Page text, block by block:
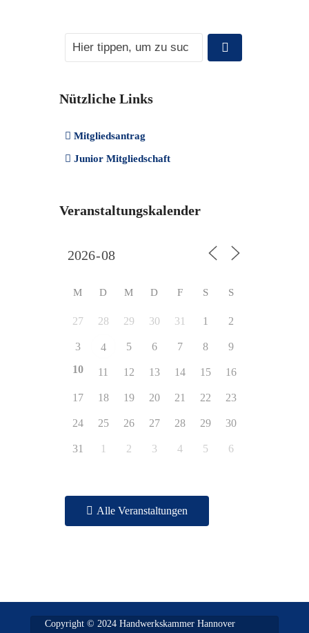
Nützliche Links
Mitgliedsantrag
Junior Mitgliedschaft
Veranstaltungskalender
M D M D F S S
27 28 29 30 31 1 2
3 4 5 6 7 8
9
10
11 12 13 14 15 16
17 18 19 20 21 22 23
24 25 26 27 28 29 30
31 1 2 3 4 5 6
Alle Veranstaltungen
Copyright © 2024 Handwerkskammer Hannover